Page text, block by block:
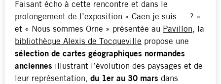
Faisant écho à cette rencontre et dans le
prolongement de l’exposition « Caen je suis … ? »
et « Nous sommes Orne » présentée au Pavillon, la
bibliothèque Alexis de Tocqueville propose une
sélection de cartes géographiques normandes
anciennes illustrant l’évolution des paysages et de
leur représentation, du 1er au 30 mars dans